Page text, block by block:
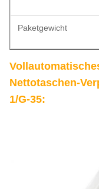
Paketgewicht
Nettotaschen-
1/G-35: